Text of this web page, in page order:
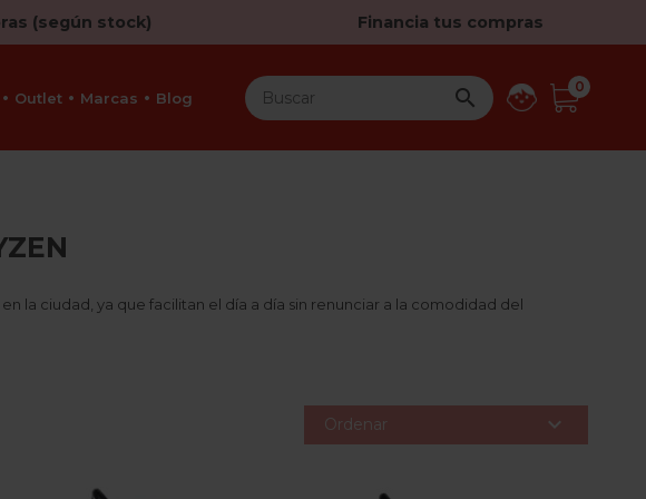
(según stock) Financia tus compras
Outlet Marcas Blog  0
la ciudad, ya que facilitan el día a día sin renunciar a la comodidad del
Ordenar 